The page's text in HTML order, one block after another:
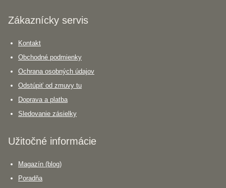
Zákaznícky servis
Kontakt
Obchodné podmienky
Ochrana osobných údajov
Odstúpiť od zmuvy tu
Doprava a platba
Sledovanie zásielky
Užitočné informácie
Magazín (blog)
Poradňa